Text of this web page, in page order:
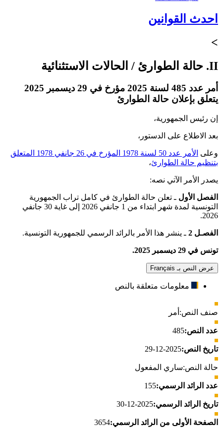
احدث القوانين
>
II. حالة الطوارئ / الحالات الاستثنائية
أمر عدد 485 لسنة 2025 مؤرخ في 29 ديسمبر 2025
يتعلق بإعلان حالة الطوارئ
إن رئيس الجمهورية،
بعد الاطلاع على الدستور،
وعلى
الأمر عدد 50 لسنة 1978 المؤرخ في 26 جانفي 1978 المتعلق
بتنظيم حالة الطوارئ،
يصدر الأمر الآتي نصه:
الفصل الأول ـ تعلن حالة الطوارئ في كامل تراب الجمهورية
التونسية لمدة شهر ابتداء من 1 جانفي 2026 إلى غاية 30 جانفي
2026.
الفصـل 2 ـ ينشر هذا الأمر بالرائد الرسمي للجمهورية التونسية.
تونس في 29 ديسمبر 2025.
عرض النص بـ Français
معلومات متعلقة بالنص
صنف النص: أمر
عدد النص:485
تاريخ النص:2025-12-29
حالة النص:ساري المفعول
عدد الرائد الرسمي:155
تاريخ الرائد الرسمي:2025-12-30
الصفحة الأولى من الرائد الرسمي:3654